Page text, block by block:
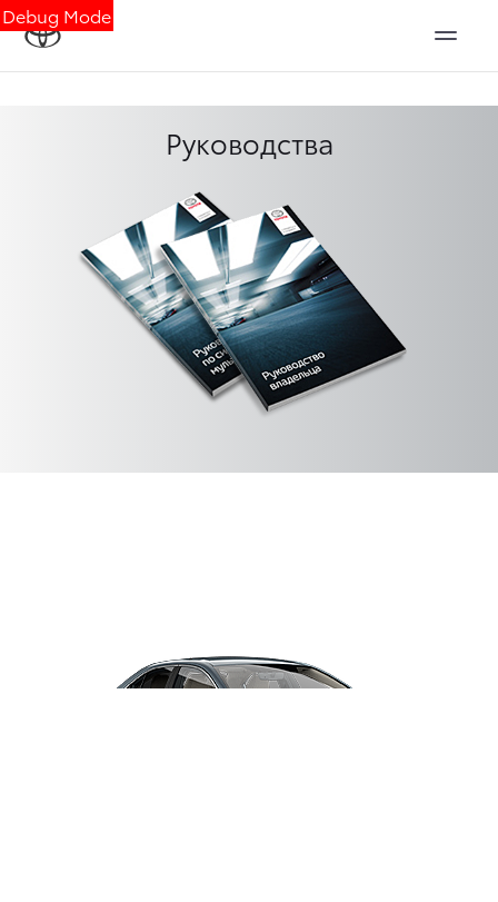
Debug Mode
Руководства